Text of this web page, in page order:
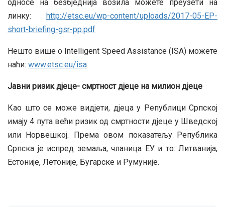
односе на безбједнија возила можете преузети на
линку: http://etsc.eu/wp-content/uploads/2017-05-EP-
short-briefing-gsr-pp.pdf
Нешто више о Intelligent Speed Assistance (ISA) можете
наћи: www.etsc.eu/isa
Јавни ризик дјеце- смртност дјеце на милион дјеце
Као што се може видјети, дјеца у Републици Српској
имају 4 пута већи ризик од смртности дјеце у Шведској
или Норвешкој. Према овом показатељу Република
Српска је испред земаља, чланица ЕУ и то: Литванија,
Естоније, Летоније, Бугарске и Румуније.